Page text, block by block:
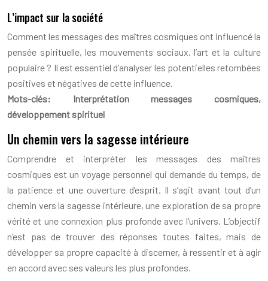
L’impact sur la société
Comment les messages des maîtres cosmiques ont influencé la
pensée spirituelle, les mouvements sociaux, l’art et la culture
populaire ? Il est essentiel d’analyser les potentielles retombées
positives et négatives de cette influence.
Mots-clés: Interprétation messages cosmiques,
développement spirituel
Un chemin vers la sagesse intérieure
Comprendre et interpréter les messages des maîtres
cosmiques est un voyage personnel qui demande du temps, de
la patience et une ouverture d’esprit. Il s’agit avant tout d’un
chemin vers la sagesse intérieure, une exploration de sa propre
vérité et une connexion plus profonde avec l’univers. L’objectif
n’est pas de trouver des réponses toutes faites, mais de
développer sa propre capacité à discerner, à ressentir et à agir
en accord avec ses valeurs les plus profondes.